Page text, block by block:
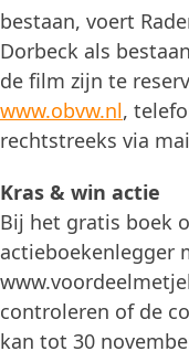
bestaan, voert
Dorbeck als
de film zijn te
www.obvw.nl,
rechtstreeks via
Kras & win actie
Bij het gratis boek
actieboekenlegger
controleren of de
kan tot 30